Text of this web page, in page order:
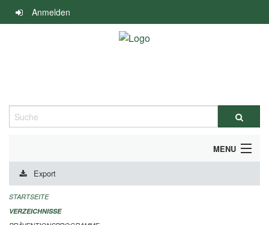
Navigation
überspringen
Anmelden
Suche
MENU
DURCHFÜHRUNG UND FINANZIERUNG
IMPRESSUM
Export
STARTSEITE
VERZEICHNISSE